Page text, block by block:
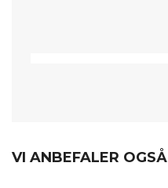
VI ANBEFALER OGSÅ